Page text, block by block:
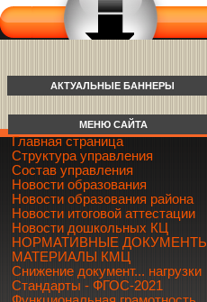
АКТУАЛЬНЫЕ БАННЕРЫ
МЕНЮ САЙТА
Главная страница
Структура управления
Состав управления
Новости образования
Новости образования района
Новости итоговой аттестации
Новости дошкольных КЦ
НОРМАТИВНЫЕ ДОКУМЕНТЫ
МАТЕРИАЛЫ КМЦ
Снижение документ... нагрузки
Стандарты - ФГОС-2021